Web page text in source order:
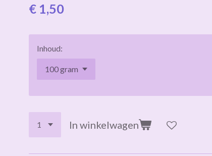
€ 1,50
Inhoud:
In winkelwagen